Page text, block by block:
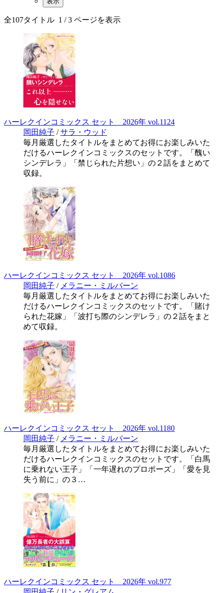
全107タイトル 1 / 3 ページを表示
ハーレクインコミックス セット 2026年 vol.1124
岡田純子 /サラ・ウッド
毎月厳選したタイトルをまとめてお得にお楽しみいた
だけるハーレクインコミックスのセットです。「醜い
シンデレラ」「禁じられた片想い」の２話をまとめて
収録。
ハーレクインコミックス セット 2026年 vol.1086
岡田純子 / メラニー・ミルバーン
毎月厳選したタイトルをまとめてお得にお楽しみいた
だけるハーレクインコミックスのセットです。「賭け
られた花嫁」「波打ち際のシンデレラ」の２話をまと
めて収録。
ハーレクインコミックス セット 2026年 vol.1180
岡田純子 / メラニー・ミルバーン
毎月厳選したタイトルをまとめてお得にお楽しみいた
だけるハーレクインコミックスのセットです。「白馬
に乗れない王子」「一年遅れのプロポーズ」「愛を見
失う前に」の３…
ハーレクインコミックス セット 2026年 vol.977